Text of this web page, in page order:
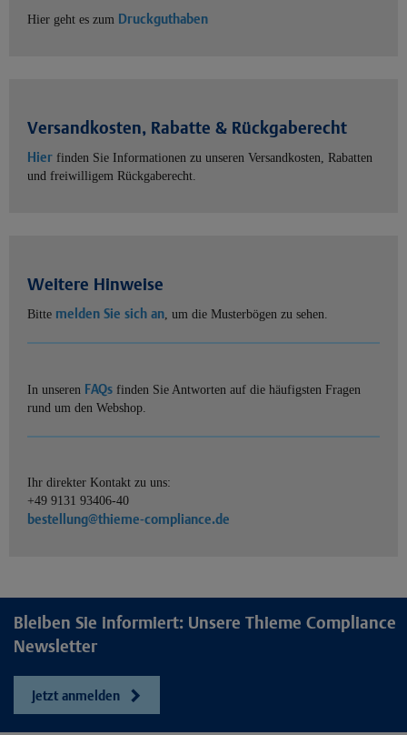
Hier geht es zum Druckguthaben
Versandkosten, Rabatte & Rückgaberecht
Hier finden Sie Informationen zu unseren Versandkosten, Rabatten
und freiwilligem Rückgaberecht.
Weitere Hinweise
Bitte melden Sie sich an, um die Musterbögen zu sehen.
In unseren FAQs finden Sie Antworten auf die häufigsten Fragen
rund um den Webshop.
Ihr direkter Kontakt zu uns:
+49 9131 93406-40
bestellung@thieme-compliance.de
Bleiben Sie informiert: Unsere Thieme Compliance
Newsletter
Jetzt anmelden